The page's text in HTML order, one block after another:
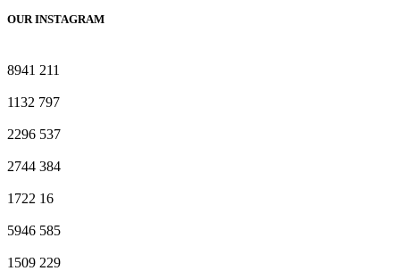
OUR INSTAGRAM
8941 211
1132 797
2296 537
2744 384
1722 16
5946 585
1509 229